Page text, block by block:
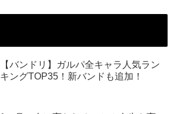
【バンドリ】ガルパ全キャラ人気ラン
キングTOP35！新バンドも追加！